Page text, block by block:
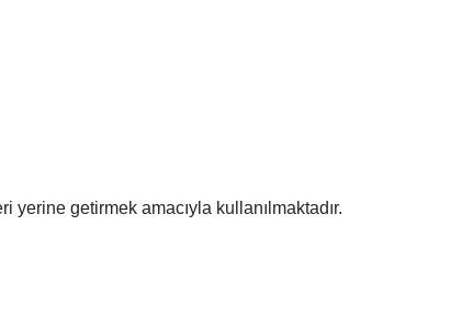
getirmek amacıyla kullanılmaktadır.